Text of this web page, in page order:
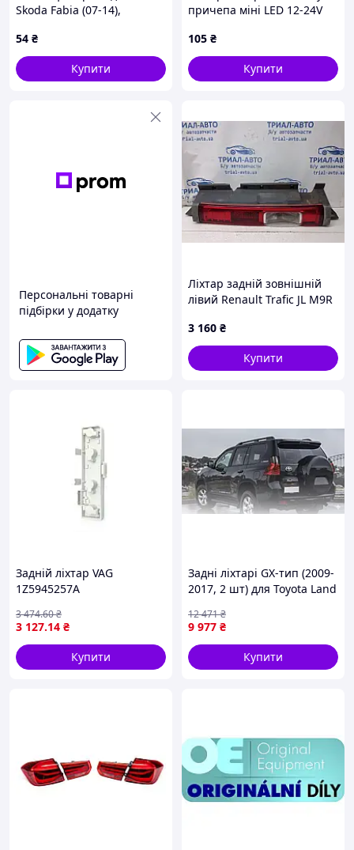
Skoda Fabia (07-14),
(5J0945067A) VAG
54 ₴
Купити
причепа міні LED 12-24V
шт
105 ₴
Купити
Персональні товарні
підбірки у додатку
Ліхтар задній зовнішній
лівий Renault Trafic JL M9R
3 160 ₴
Купити
Задній ліхтар VAG
1Z5945257A
3 127.14 ₴
3 474.60₴
Купити
Задні ліхтарі GX-тип (2009-
2017, 2 шт) для Toyota Land
9 977 ₴
12 471₴
Купити